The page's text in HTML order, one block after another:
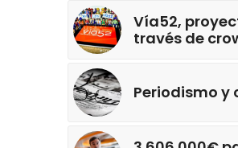
Vía52,
través de
Periodismo